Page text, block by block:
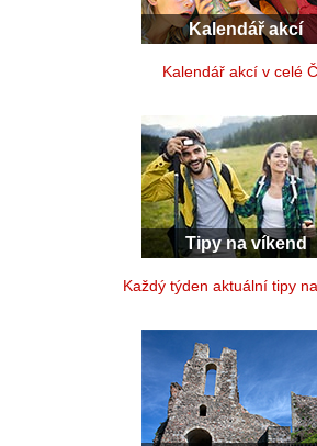
Kalendář akcí
Kalendář akcí v celé
Tipy na víkend
Každý týden aktuální tipy